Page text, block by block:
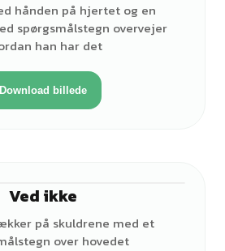
hånden på hjertet og en
spørgsmålstegn overvejer
han har det
Download billede
Ved ikke
på skuldrene med et
over hovedet